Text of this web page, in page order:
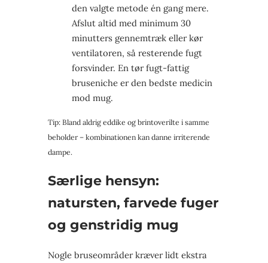
den valgte metode én gang mere.
Afslut altid med minimum 30
minutters gennemtræk eller kør
ventilatoren, så resterende fugt
forsvinder. En tør fugt-fattig
bruseniche er den bedste medicin
mod mug.
Tip: Bland aldrig eddike og brintoverilte i samme
beholder – kombinationen kan danne irriterende
dampe.
Særlige hensyn:
natursten, farvede fuger
og genstridig mug
Nogle bruseområder kræver lidt ekstra